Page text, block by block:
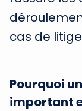
cas de
Pourquoi
important